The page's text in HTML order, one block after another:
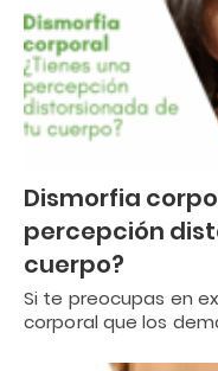
Dismorfia
percepción
cuerpo?
Si te preocupas en
corporal que los